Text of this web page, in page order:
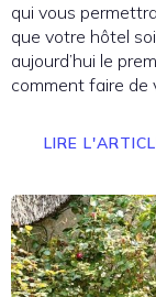
qui vous
que votre hôtel
aujourd’hui le
comment faire de
LIRE